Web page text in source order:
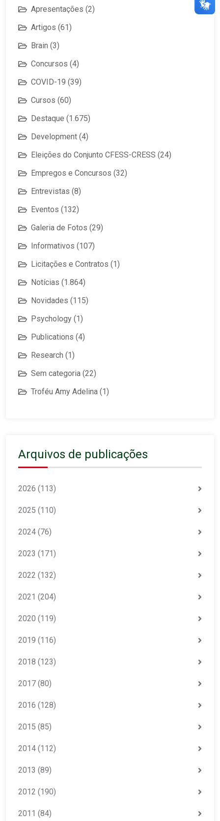
Apresentações (2)
Artigos (61)
Brain (3)
Concursos (4)
COVID-19 (39)
Cursos (60)
Destaque (1.675)
Development (4)
Eleições do Conjunto CFESS-CRESS (24)
Empregos e Concursos (32)
Entrevistas (8)
Eventos (132)
Galeria de Fotos (29)
Informativos (107)
Licitações e Contratos (1)
Notícias (1.864)
Novidades (115)
Psychology (1)
Publications (4)
Research (1)
Sem categoria (22)
Troféu Amy Adelina (1)
Arquivos de publicações
2026 (113)
2025 (110)
2024 (76)
2023 (171)
2022 (132)
2021 (204)
2020 (119)
2019 (116)
2018 (123)
2017 (80)
2016 (128)
2015 (85)
2014 (112)
2013 (89)
2012 (190)
2011 (84)